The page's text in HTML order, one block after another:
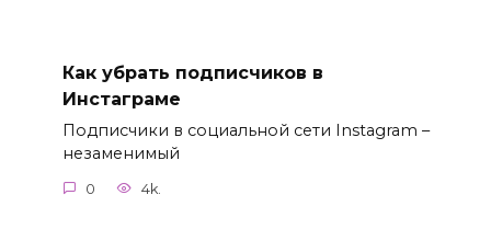
Как убрать подписчиков в
Инстаграме
Подписчики в социальной сети Instagram –
незаменимый
0 4k.